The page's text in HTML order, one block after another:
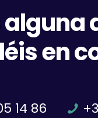
alguna
en
14 86